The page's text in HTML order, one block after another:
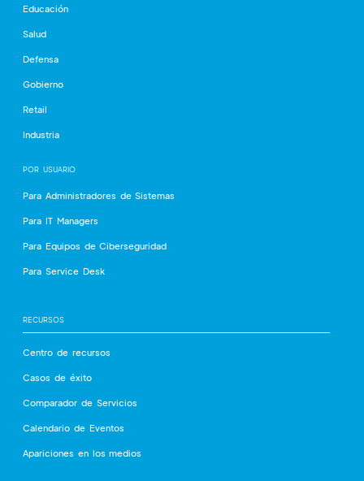
Educación
Salud
Defensa
Gobierno
Retail
Industria
POR USUARIO
Para Administradores de Sistemas
Para IT Managers
Para Equipos de Ciberseguridad
Para Service Desk
RECURSOS
Centro de recursos
Casos de éxito
Comparador de Servicios
Calendario de Eventos
Apariciones en los medios